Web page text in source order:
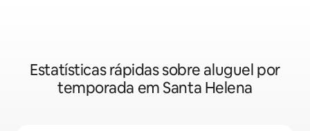
Estatísticas rápidas sobre aluguel por
temporada em Santa Helena